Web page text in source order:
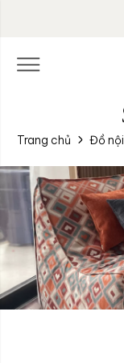
Trang chủ Đồ